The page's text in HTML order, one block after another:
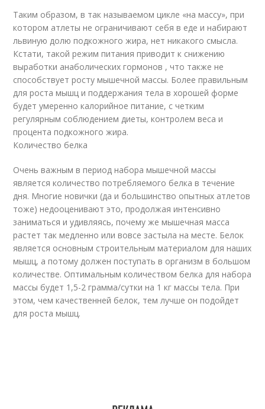
Таким образом, в так называемом цикле «на массу», при
котором атлеты не ограничивают себя в еде и набирают
львиную долю подкожного жира, нет никакого смысла.
Кстати, такой режим питания приводит к снижению
выработки анаболических гормонов , что также не
способствует росту мышечной массы. Более правильным
для роста мышц и поддержания тела в хорошей форме
будет умеренно калорийное питание, с четким
регулярным соблюдением диеты, контролем веса и
процента подкожного жира.
Количество белка
Очень важным в период набора мышечной массы
является количество потребляемого белка в течение
дня. Многие новички (да и большинство опытных атлетов
тоже) недооценивают это, продолжая интенсивно
заниматься и удивляясь, почему же мышечная масса
растет так медленно или вовсе застыла на месте. Белок
является основным строительным материалом для наших
мышц, а потому должен поступать в организм в большом
количестве. Оптимальным количеством белка для набора
массы будет 1,5-2 грамма/сутки на 1 кг массы тела. При
этом, чем качественней белок, тем лучше он подойдет
для роста мышц.